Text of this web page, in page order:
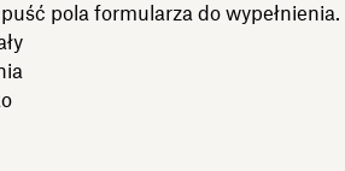
pola formularza do wypełnienia.